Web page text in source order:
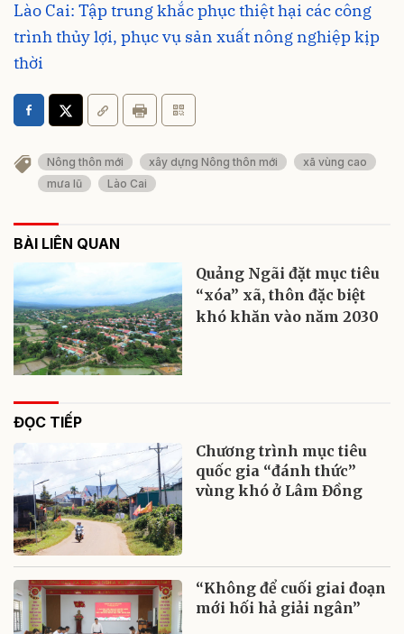
Lào Cai: Tập trung khắc phục thiệt hại các công
trình thủy lợi, phục vụ sản xuất nông nghiệp kịp
thời
Nông thôn mới xây dựng Nông thôn mới
xã vùng cao
mưa lũ
Lào Cai
BÀI LIÊN QUAN
Quảng Ngãi đặt mục tiêu
“xóa” xã, thôn đặc biệt
khó khăn vào năm 2030
ĐỌC TIẾP
Chương trình mục tiêu
quốc gia “đánh thức”
vùng khó ở Lâm Đồng
“Không để cuối giai đoạn
mới hối hả giải ngân”